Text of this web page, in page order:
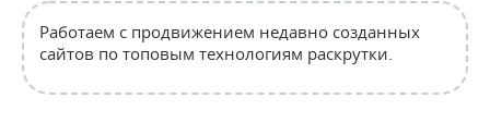
Работаем с продвижением недавно созданных
сайтов по топовым технологиям раскрутки.